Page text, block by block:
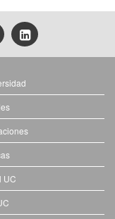
UC